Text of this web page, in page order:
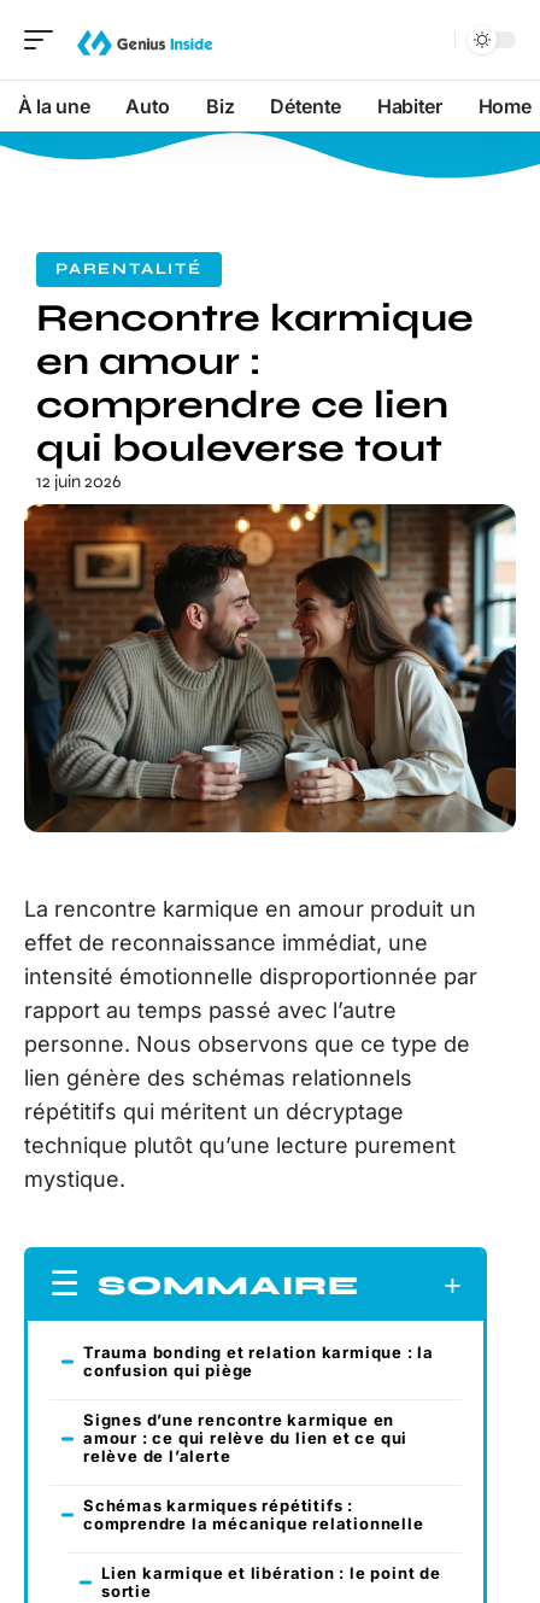
À la une Auto Biz Détente Habiter Home
PARENTALITÉ
Rencontre karmique
en amour :
comprendre ce lien
qui bouleverse tout
12 juin 2026
La rencontre karmique en amour produit un
effet de reconnaissance immédiat, une
intensité émotionnelle disproportionnée par
rapport au temps passé avec l’autre
personne. Nous observons que ce type de
lien génère des schémas relationnels
répétitifs qui méritent un décryptage
technique plutôt qu’une lecture purement
mystique.
SOMMAIRE
Trauma bonding et relation karmique : la
confusion qui piège
Signes d’une rencontre karmique en
amour : ce qui relève du lien et ce qui
relève de l’alerte
Schémas karmiques répétitifs :
comprendre la mécanique relationnelle
Lien karmique et libération : le point de
sortie